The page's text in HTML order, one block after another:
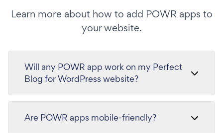
Learn more about how to add POWR apps to
your website.
Will any POWR app work on my Perfect
Blog for WordPress website?
Are POWR apps mobile-friendly?